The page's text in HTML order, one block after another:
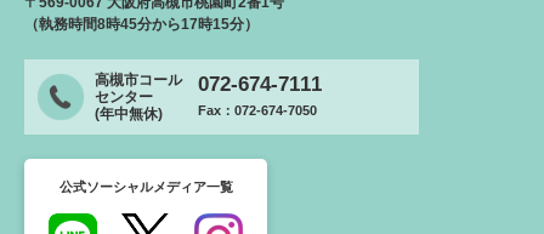
（執務時間8時45分から17時15分）
高槻市コール
センター
(年中無休)
072-674-7111
Fax：072-674-7050
公式ソーシャルメディア一覧